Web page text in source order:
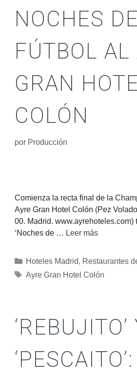
NOCHES DE
FÚTBOL AL
GRAN
COLÓN
por Producción
Comienza la recta final de la
Ayre Gran Hotel Colón (Pez
00. Madrid. www.ayrehoteles.com)
‘Noches de … Leer más
Hoteles Madrid, Restaurantes
Ayre Gran Hotel Colón
‘REBUJITO’
‘PESCAITO’: